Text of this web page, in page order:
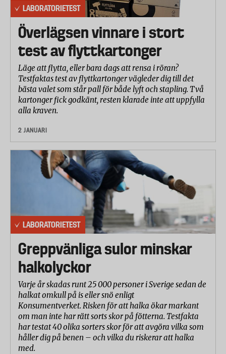
LABORATORIETEST
Överlägsen vinnare i stort
test av flyttkartonger
Läge att flytta, eller bara dags att rensa i röran?
Testfaktas test av flyttkartonger vägleder dig till det
bästa valet som står pall för både lyft och stapling. Två
kartonger fick godkänt, resten klarade inte att uppfylla
alla kraven.
2 JANUARI
LABORATORIETEST
Greppvänliga sulor minskar
halkolyckor
Varje år skadas runt 25 000 personer i Sverige sedan de
halkat omkull på is eller snö enligt
Konsumentverket. Risken för att halka ökar markant
om man inte har rätt sorts skor på fötterna. Testfakta
har testat 40 olika sorters skor för att avgöra vilka som
håller dig på benen – och vilka du riskerar att halka
med.